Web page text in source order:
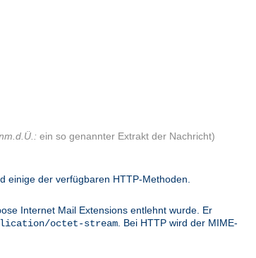
ein so genannter Extrakt der Nachricht)
einige der verfügbaren HTTP-Methoden.
Internet Mail Extensions entlehnt wurde. Er
octet-stream . Bei HTTP wird der MIME-